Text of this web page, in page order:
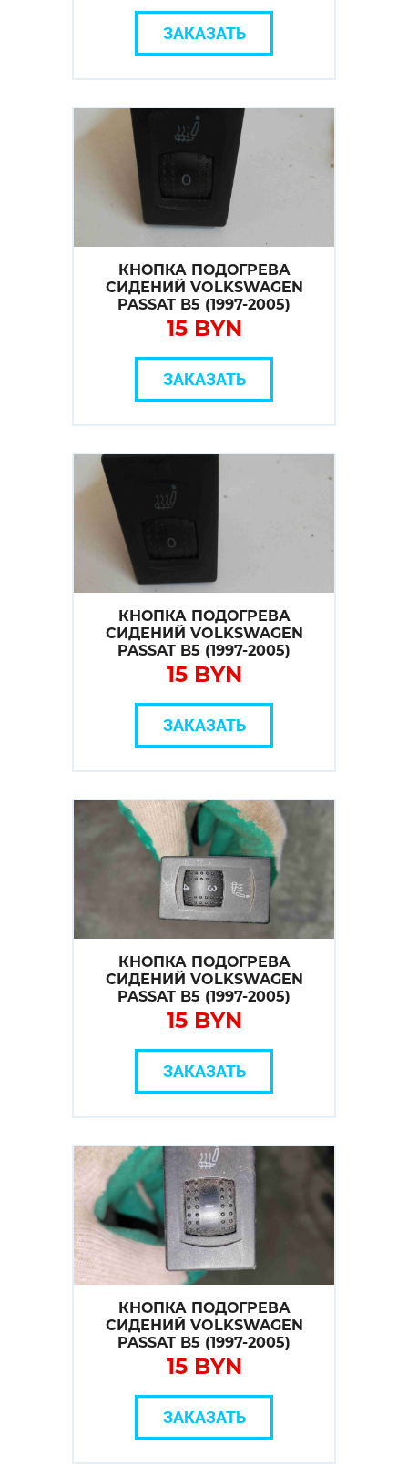
ЗАКАЗАТЬ
КНОПКА ПОДОГРЕВА
СИДЕНИЙ VOLKSWAGEN
PASSAT B5 (1997-2005)
15 BYN
ЗАКАЗАТЬ
КНОПКА ПОДОГРЕВА
СИДЕНИЙ VOLKSWAGEN
PASSAT B5 (1997-2005)
15 BYN
ЗАКАЗАТЬ
КНОПКА ПОДОГРЕВА
СИДЕНИЙ VOLKSWAGEN
PASSAT B5 (1997-2005)
15 BYN
ЗАКАЗАТЬ
КНОПКА ПОДОГРЕВА
СИДЕНИЙ VOLKSWAGEN
PASSAT B5 (1997-2005)
15 BYN
ЗАКАЗАТЬ